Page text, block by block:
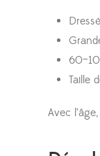
Taille
Avec